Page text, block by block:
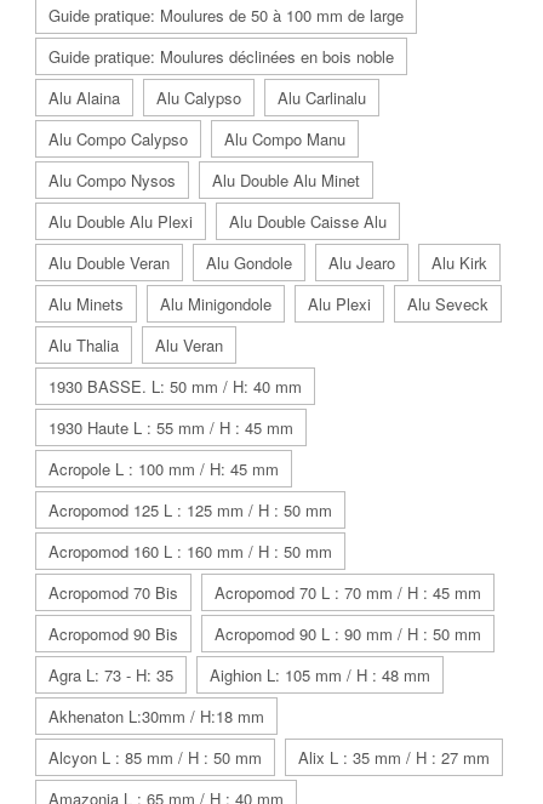
Guide pratique: Moulures de 50 à 100 mm de large
Guide pratique: Moulures déclinées en bois noble
Alu Alaina
Alu Calypso
Alu Carlinalu
Alu Compo Calypso
Alu Compo Manu
Alu Compo Nysos
Alu Double Alu Minet
Alu Double Alu Plexi
Alu Double Caisse Alu
Alu Double Veran
Alu Gondole Alu Jearo
Alu Kirk
Alu Minets
Alu Minigondole Alu Plexi
Alu Seveck
Alu Thalia
Alu Veran
1930 BASSE. L: 50 mm / H: 40 mm
1930 Haute L : 55 mm / H : 45 mm
Acropole L : 100 mm / H: 45 mm
Acropomod 125 L : 125 mm / H : 50 mm
Acropomod 160 L : 160 mm / H : 50 mm
Acropomod 70 Bis
Acropomod 70 L : 70 mm / H : 45 mm
Acropomod 90 Bis
Acropomod 90 L : 90 mm / H : 50 mm
Agra L: 73 - H: 35
Aighion L: 105 mm / H : 48 mm
Akhenaton L:30mm / H:18 mm
Alcyon L : 85 mm / H : 50 mm
Alix L : 35 mm / H : 27 mm
Amazonia L : 65 mm / H : 40 mm